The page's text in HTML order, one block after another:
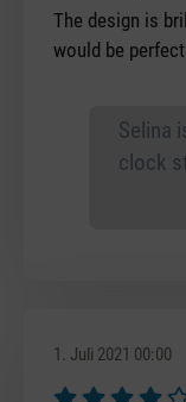
The design is
would be
Selina
clock
1. Juli 2021 00:00